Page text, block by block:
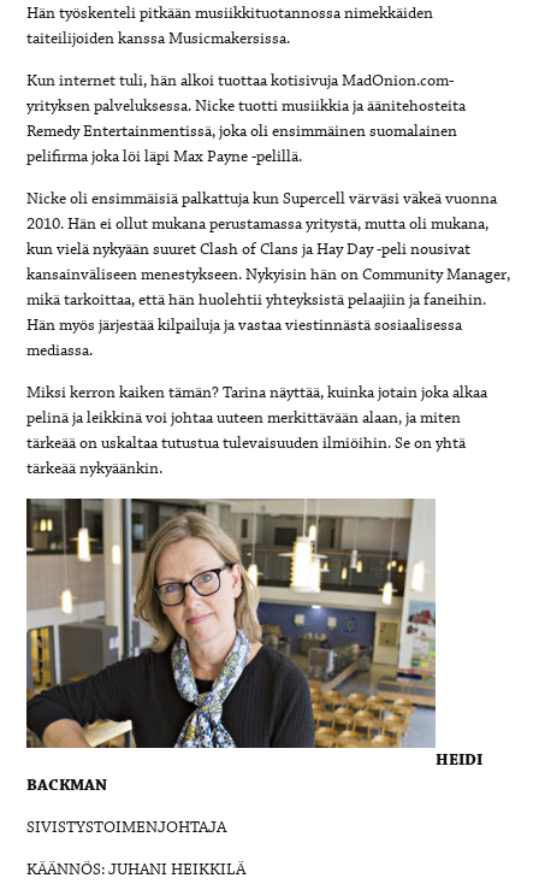
Hän työskenteli pitkään musiikkituotannossa nimekkäiden
taiteilijoiden kanssa Musicmakersissa.
Kun internet tuli, hän alkoi tuottaa kotisivuja MadOnion.com-
yrityksen palveluksessa. Nicke tuotti musiikkia ja äänitehosteita
Remedy Entertainmentissä, joka oli ensimmäinen suomalainen
pelifirma joka löi läpi Max Payne -pelillä.
Nicke oli ensimmäisiä palkattuja kun Supercell värväsi väkeä vuonna
2010. Hän ei ollut mukana perustamassa yritystä, mutta oli mukana,
kun vielä nykyään suuret Clash of Clans ja Hay Day -peli nousivat
kansainväliseen menestykseen. Nykyisin hän on Community Manager,
mikä tarkoittaa, että hän huolehtii yhteyksistä pelaajiin ja faneihin.
Hän myös järjestää kilpailuja ja vastaa viestinnästä sosiaalisessa
mediassa.
Miksi kerron kaiken tämän? Tarina näyttää, kuinka jotain joka alkaa
pelinä ja leikkinä voi johtaa uuteen merkittävään alaan, ja miten
tärkeää on uskaltaa tutustua tulevaisuuden ilmiöihin. Se on yhtä
tärkeää nykyäänkin.
HEIDI
BACKMAN
SIVISTYSTOIMENJOHTAJA
KÄÄNNÖS: JUHANI HEIKKILÄ